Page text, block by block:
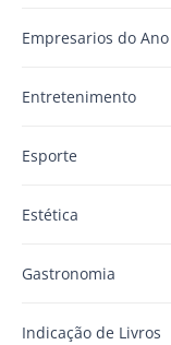
Empresarios do Ano
Entretenimento
Esporte
Estética
Gastronomia
Indicação de Livros